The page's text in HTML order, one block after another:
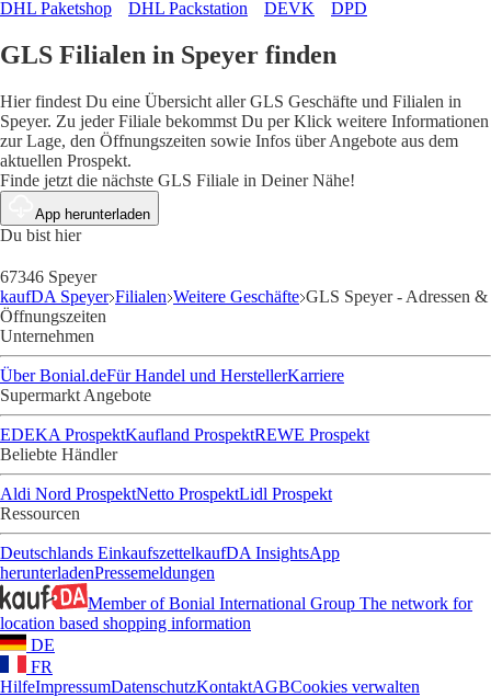
DHL Paketshop DHL Packstation DEVK DPD
GLS Filialen in Speyer finden
Hier findest Du eine Übersicht aller GLS Geschäfte und Filialen in
Speyer. Zu jeder Filiale bekommst Du per Klick weitere Informationen
zur Lage, den Öffnungszeiten sowie Infos über Angebote aus dem
aktuellen Prospekt.
Finde jetzt die nächste GLS Filiale in Deiner Nähe!
App herunterladen
Du bist hier
67346 Speyer
kaufDA Speyer Filialen Weitere Geschäfte GLS Speyer - Adressen &
Öffnungszeiten
Unternehmen
Über Bonial.deFür Handel und HerstellerKarriere
Supermarkt Angebote
EDEKA ProspektKaufland ProspektREWE Prospekt
Beliebte Händler
Aldi Nord ProspektNetto ProspektLidl Prospekt
Ressourcen
Deutschlands EinkaufszettelkaufDA InsightsApp
herunterladenPressemeldungen
Member of Bonial International Group The network for
location based shopping information
DE
FR
HilfeImpressumDatenschutzKontaktAGBCookies verwalten